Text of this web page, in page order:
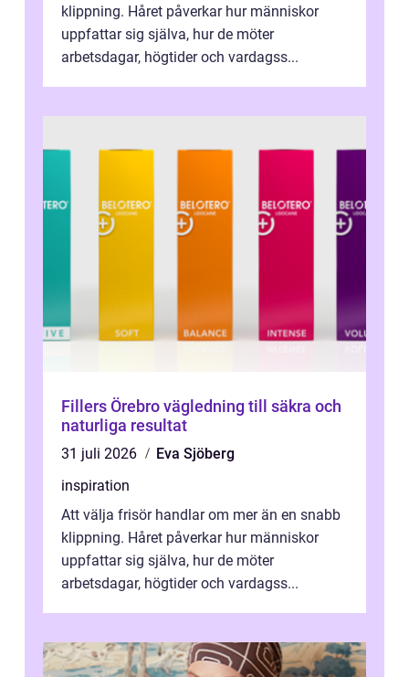
klippning. Håret påverkar hur människor
uppfattar sig själva, hur de möter
arbetsdagar, högtider och vardagss...
Fillers Örebro vägledning till säkra och
naturliga resultat
31 juli 2026
Eva Sjöberg
inspiration
Att välja frisör handlar om mer än en snabb
klippning. Håret påverkar hur människor
uppfattar sig själva, hur de möter
arbetsdagar, högtider och vardagss...